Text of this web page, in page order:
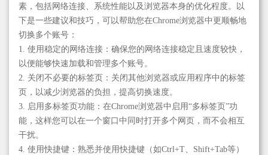
素，包括网络连接、系统性能以及浏览器本身的优化程度。以
下是一些建议和技巧，可以帮助您在Chrome浏览器中更顺畅地
切换多个账号：
1. 使用稳定的网络连接：确保您的网络连接稳定且速度较快，
以便能够快速加载和管理多个账号。
2. 关闭不必要的标签页：关闭其他浏览器或应用程序中的标签
页，以减少浏览器的负担，提高切换速度。
3. 启用多标签页功能：在Chrome浏览器中启用“多标签页”功
能，这样您可以在一个窗口中同时打开多个网页，而不会相互
干扰。
4. 使用快捷键：熟悉并使用快捷键（如Ctrl+T、Shift+Tab等）